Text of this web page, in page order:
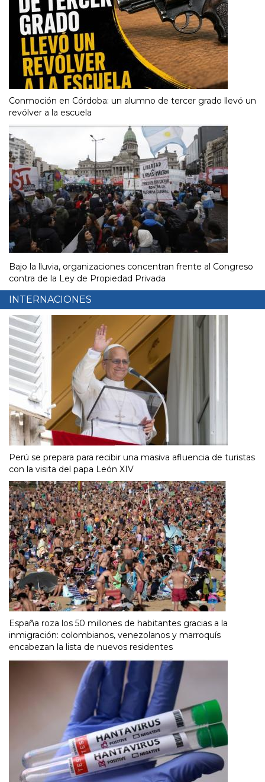
Conmoción en Córdoba: un alumno de tercer grado llevó un
revólver a la escuela
Bajo la lluvia, organizaciones concentran frente al Congreso
contra de la Ley de Propiedad Privada
INTERNACIONES
Perú se prepara para recibir una masiva afluencia de turistas
con la visita del papa León XIV
España roza los 50 millones de habitantes gracias a la
inmigración: colombianos, venezolanos y marroquís
encabezan la lista de nuevos residentes